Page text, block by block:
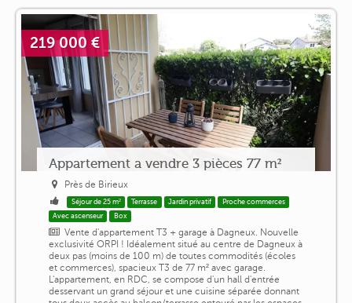
219 000 €
Appartement a vendre 3 pièces 77 m²
Près de Birieux
Séjour de 25 m² Terrasse Jardin privatif
Proche commerces
Avec ascenseur
Box
Vente d'appartement T3 + garage à Dagneux. Nouvelle
exclusivité ORPI ! Idéalement situé au centre de Dagneux à
deux pas (moins de 100 m) de toutes commodités (écoles
et commerces), spacieux T3 de 77 m² avec garage.
L'appartement, en RDC, se compose d'un hall d'entrée
desservant un grand séjour et une cuisine séparée donnant